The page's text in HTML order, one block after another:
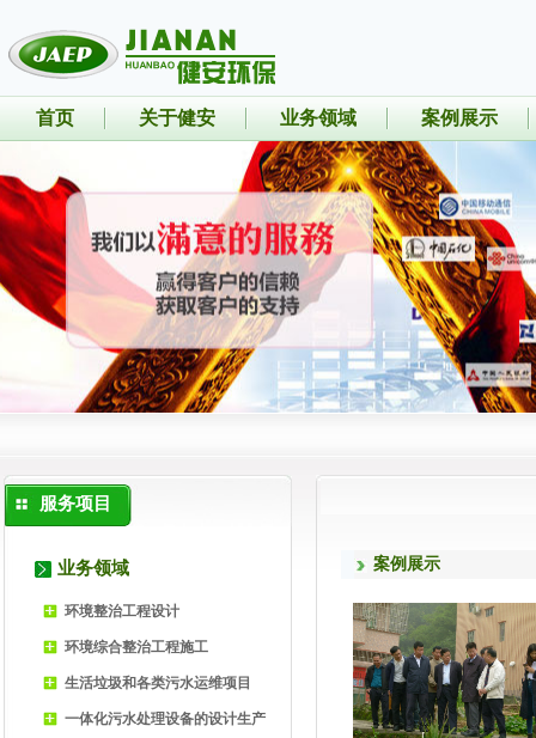
首页 关于健安 业务领域 案例展示
服务项目
业务领域
环境整治工程设计
环境综合整治工程施工
生活垃圾和各类污水运维项目
一体化污水处理设备的设计生产
案例展示